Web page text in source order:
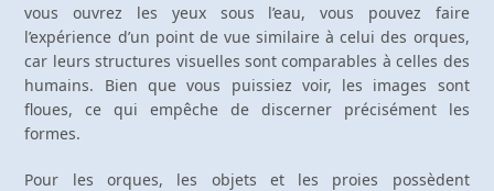
vous ouvrez les yeux sous l’eau, vous pouvez faire
l’expérience d’un point de vue similaire à celui des orques,
car leurs structures visuelles sont comparables à celles des
humains. Bien que vous puissiez voir, les images sont
floues, ce qui empêche de discerner précisément les
formes.
Pour les orques, les objets et les proies possèdent